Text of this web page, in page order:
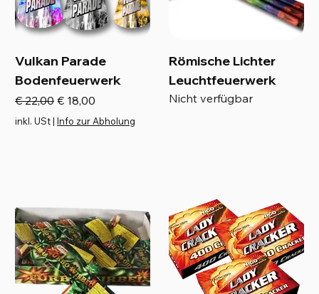
Vulkan Parade
Bodenfeuerwerk
Standardpreis
€ 22,00 Sale-Preis
€ 18,00
inkl. USt| Info zur Abholung
Römische Lichter
Leuchtfeuerwerk
Nicht verfügbar